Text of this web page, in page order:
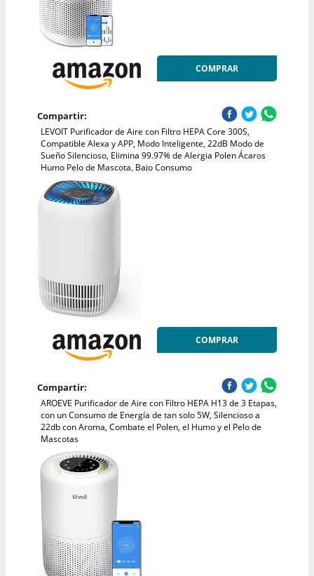
COMPRAR
Compartir:
LEVOIT Purificador de Aire con Filtro HEPA Core 300S,
Compatible Alexa y APP, Modo Inteligente, 22dB Modo de
Sueño Silencioso, Elimina 99.97% de Alergia Polen Ácaros
Humo Pelo de Mascota, Bajo Consumo
COMPRAR
Compartir:
AROEVE Purificador de Aire con Filtro HEPA H13 de 3 Etapas,
con un Consumo de Energía de tan solo 5W, Silencioso a
22db con Aroma, Combate el Polen, el Humo y el Pelo de
Mascotas